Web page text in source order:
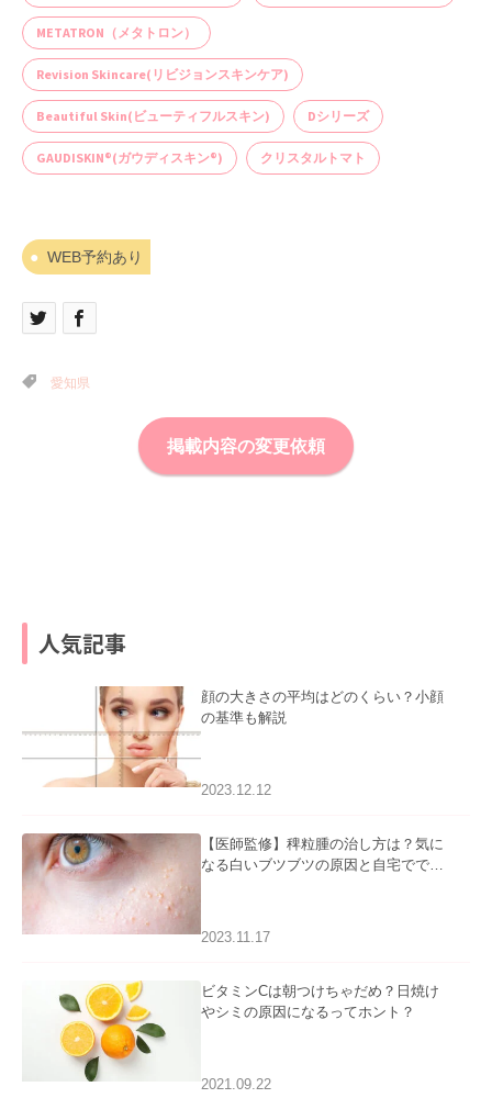
METATRON（メタトロン）
Revision Skincare(リビジョンスキンケア)
Beautiful Skin(ビューティフルスキン) Dシリーズ
GAUDISKIN®(ガウディスキン®) クリスタルトマト
WEB予約あり
愛知県
掲載内容の変更依頼
人気記事
顔の大きさの平均はどのくらい？小顔
の基準も解説
2023.12.12
【医師監修】稗粒腫の治し方は？気に
なる白いブツブツの原因と自宅ででき
2023.11.17
ビタミンCは朝つけちゃだめ？日焼け
やシミの原因になるってホント？
2021.09.22